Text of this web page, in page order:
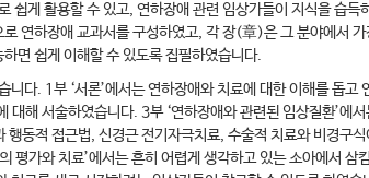
쉽게 활용할 수 있고, 연하장애 관련 임상가들이 지식을 습
연하장애 교과서를 구성하였고, 각 장(章)은 그 분야에서
면 쉽게 이해할 수 있도록 집필하였습니다.
니다. 1부 ‘서론’에서는 연하장애와 치료에 대한 이해를 돕
대해 서술하였습니다. 3부 ‘연하장애와 관련된 임상질환’
동적 접근법, 신경근 전기자극치료, 수술적 치료와 비경
평가와 치료’에서는 흔히 어렵게 생각하고 있는 소아에서